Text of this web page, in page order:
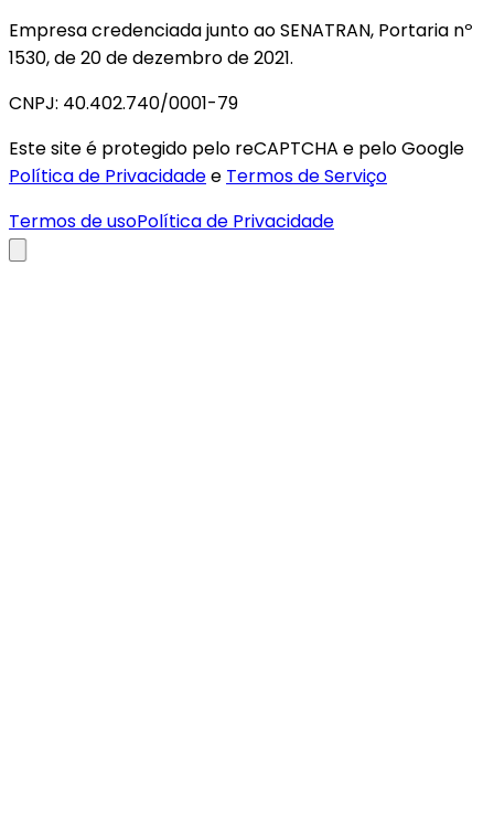
Empresa credenciada junto ao SENATRAN, Portaria nº
1530, de 20 de dezembro de 2021.
CNPJ: 40.402.740/0001-79
Este site é protegido pelo reCAPTCHA e pelo Google
Política de Privacidadee Termos de Serviço
Termos de usoPolítica de Privacidade